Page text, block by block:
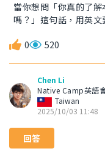
當你想問「你真的了
嗎？」這句話，用英文
0 520
Chen Li
Native Camp英語
Taiwan
2025/10/03 11:48
回答